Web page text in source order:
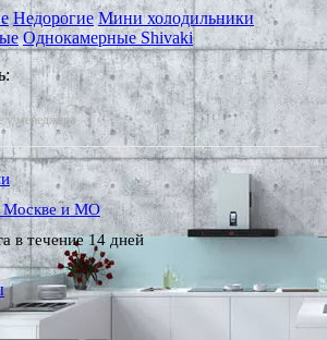
Недорогие Мини холодильники
Однокамерные Shivaki
у менеджера
Москве и МО
в течение 14 дней